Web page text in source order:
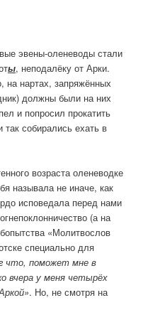
эвены-оленеводы стали
ы, неподалёку от Арки.
на нартах, запряжённых
должны были на них
и попросил прокатить
собирались ехать в
возраста оленеводке
называла не иначе, как
исповедала перед нами
(а на
«Молитвослов
специально для
что, поможет мне в
вчера у меня четырёх
. Но, не смотря на